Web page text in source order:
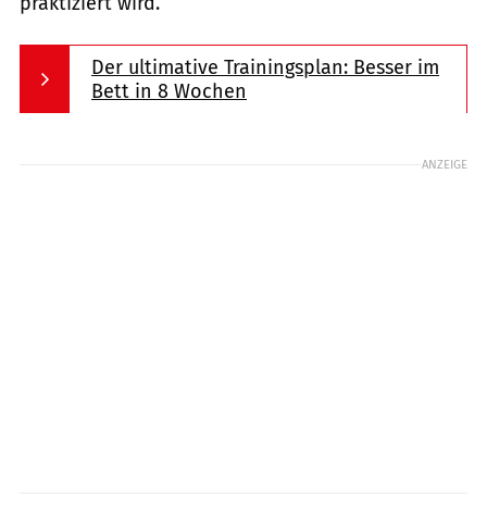
Der ultimative Trainingsplan: Besser im
Bett in 8 Wochen
ANZEIGE